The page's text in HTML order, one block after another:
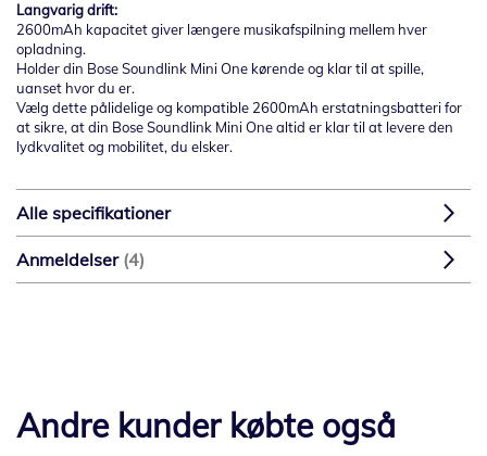
Langvarig drift:
2600mAh kapacitet giver længere musikafspilning mellem hver
opladning.
Holder din Bose Soundlink Mini One kørende og klar til at spille,
uanset hvor du er.
Vælg dette pålidelige og kompatible 2600mAh erstatningsbatteri for
at sikre, at din Bose Soundlink Mini One altid er klar til at levere den
lydkvalitet og mobilitet, du elsker.
Alle specifikationer
Anmeldelser 4
Andre kunder købte også